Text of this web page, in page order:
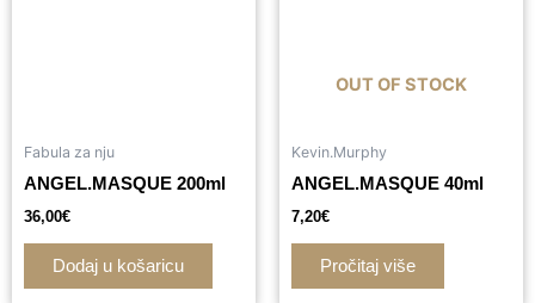
Fabula za nju
ANGEL.MASQUE 200ml
36,00€
Dodaj u košaricu
OUT OF STOCK
Kevin.Murphy
ANGEL.MASQUE 40ml
7,20€
Pročitaj više